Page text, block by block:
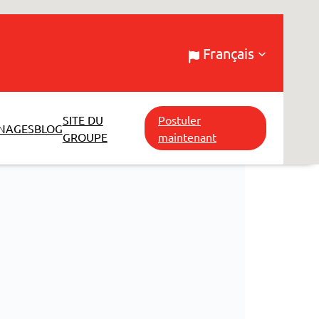
Français
BLOG
SITE DU
GROUPE
Postuler
maintenant